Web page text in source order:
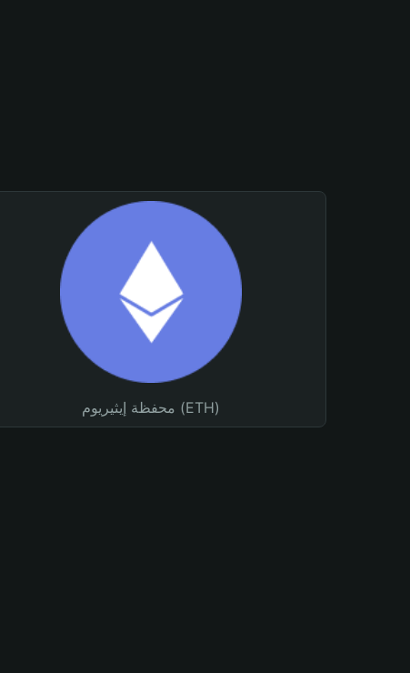
محفظة إيثيريوم (ETH)